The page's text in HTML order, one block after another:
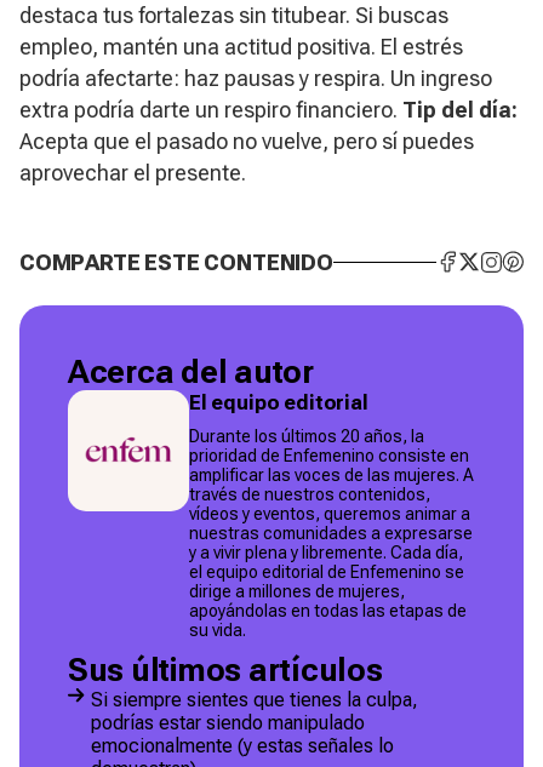
destaca tus fortalezas sin titubear. Si buscas
empleo, mantén una actitud positiva. El estrés
podría afectarte: haz pausas y respira. Un ingreso
extra podría darte un respiro financiero. Tip del día:
Acepta que el pasado no vuelve, pero sí puedes
aprovechar el presente.
COMPARTE ESTE CONTENIDO
Acerca del autor
El equipo editorial
Durante los últimos 20 años, la
prioridad de Enfemenino consiste en
amplificar las voces de las mujeres. A
través de nuestros contenidos,
vídeos y eventos, queremos animar a
nuestras comunidades a expresarse
y a vivir plena y libremente. Cada día,
el equipo editorial de Enfemenino se
dirige a millones de mujeres,
apoyándolas en todas las etapas de
su vida.
Sus últimos artículos
Si siempre sientes que tienes la culpa,
podrías estar siendo manipulado
emocionalmente (y estas señales lo